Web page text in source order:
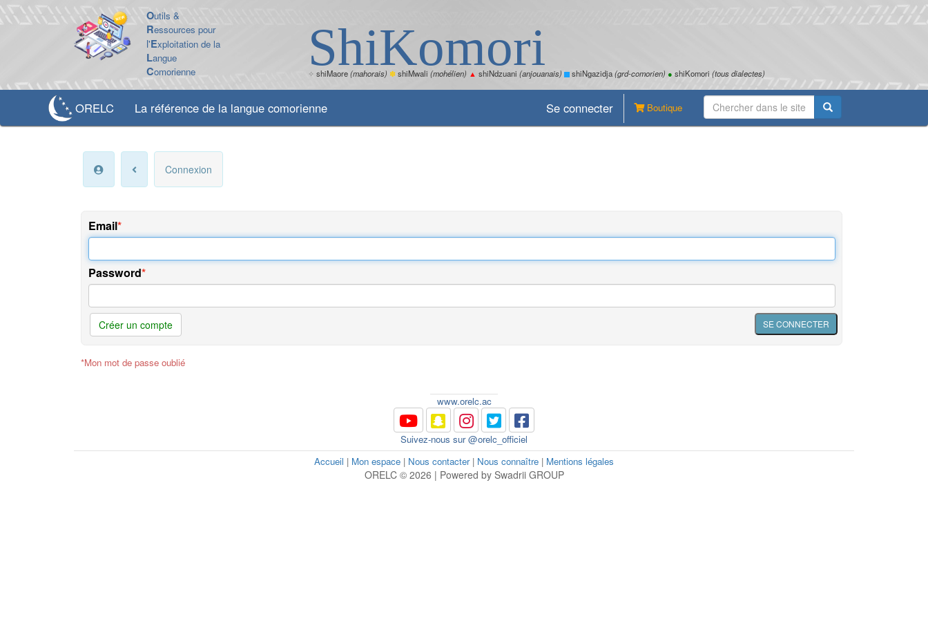
Outils &
Ressources pour
l'Exploitation de la
Langue
Comorienne ShiKomori
✧ shiMaore(mahorais) ✽shiMwali (mohélien) ▲ shiNdzuani (anjouanais) shiNgazidja(grd-comorien) ● shiKomori (tous dialectes)
ORELC La référence de la langue comorienne Boutique
Se connecter
Connexion
Email
Password
Créer un compte
*Mon mot de passe oublié
www.orelc.ac
Suivez-nous sur @orelc_officiel
Accueil | Mon espace | Nous contacter| Nous connaître | Mentions légales
ORELC © 2026 | Powered by Swadrii GROUP